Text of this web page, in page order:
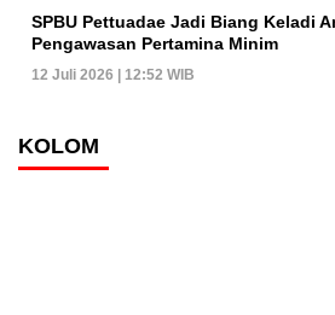
SPBU Pettuadae Jadi Biang Keladi
Pengawasan Pertamina Minim
12 Juli 2026 | 12:52 WIB
KOLOM